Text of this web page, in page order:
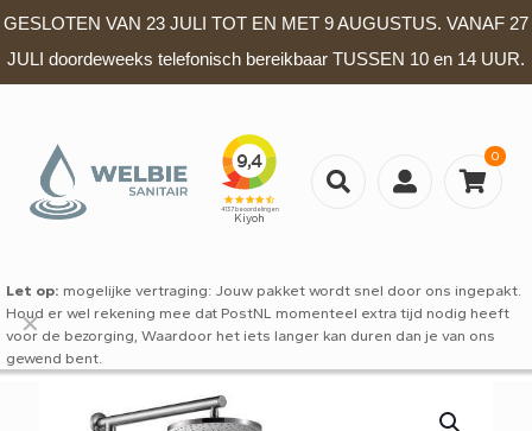
GESLOTEN VAN 23 JULI TOT EN MET 9 AUGUSTUS. VANAF 27
JULI doordeweeks telefonisch bereikbaar TUSSEN 10 en 14 UUR.
0
Let op: mogelijke vertraging: Jouw pakket wordt snel door ons ingepakt.
Houd er wel rekening mee dat PostNL momenteel extra tijd nodig heeft
voor de bezorging, Waardoor het iets langer kan duren dan je van ons
gewend bent.
✕